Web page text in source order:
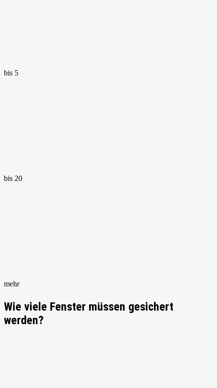
bis 5
bis 20
mehr
Wie viele Fenster müssen gesichert
werden?